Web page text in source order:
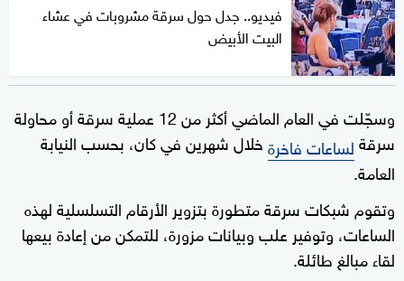
فيديو.. جدل حول سرقة مشروبات في عشاء
البيت الأبيض
وسجّلت في العام الماضي أكثر من 12 عملية سرقة أو محاولة
سرقةلساعات فاخرةخلال شهرين في كان، بحسب النيابة
العامة.
وتقوم شبكات سرقة متطورة بتزوير الأرقام التسلسلية لهذه
الساعات، وتوفير علب وبيانات مزورة، للتمكن من إعادة بيعها
لقاء مبالغ طائلة.